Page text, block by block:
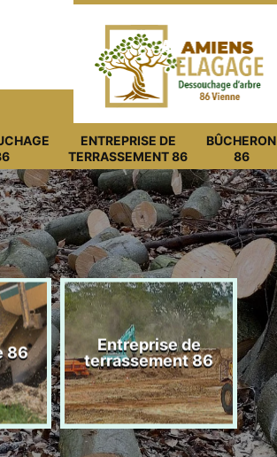
ENTREPRISE DE
TERRASSEMENT 86
BÛCHERON
86
86
Entreprise de
terrassement 86